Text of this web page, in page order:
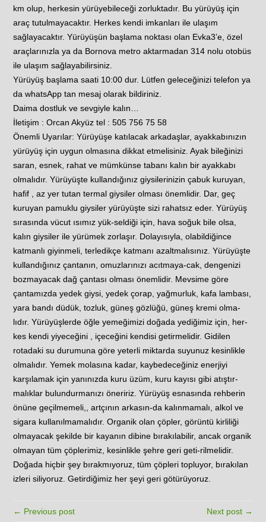
km olup, herkesin yürüyebileceği zorluktadır. Bu yürüyüş için
araç tutulmayacaktır. Herkes kendi imkanları ile ulaşım
sağlayacaktır. Yürüyüşün başlama noktası olan Evka3’e, özel
araçlarınızla ya da Bornova metro aktarmadan 314 nolu otobüs
ile ulaşım sağlayabilirsiniz.
Yürüyüş başlama saati 10:00 dur. Lütfen geleceğinizi telefon ya
da whatsApp tan mesaj olarak bildiriniz.
Daima dostluk ve sevgiyle kalın…
İletişim : Orcan Akyüz tel : 505 756 75 58
Önemli Uyarılar: Yürüyüşe katılacak arkadaşlar, ayakkabınızın
yürüyüş için uygun olmasına dikkat etmelisiniz. Ayak bileğinizi
saran, esnek, rahat ve mümkünse tabanı kalın bir ayakkabı
olmalıdır. Yürüyüşte kullandığınız giysilerinizin çabuk kuruyan,
hafif , az yer tutan termal giysiler olması önemlidir. Dar, geç
kuruyan pamuklu giysiler yürüyüşte sizi rahatsız eder. Yürüyüş
sırasında vücut ısımız yük-seldiği için, hava soğuk bile olsa,
kalın giysiler ile yürümek zorlaşır. Dolayısıyla, olabildiğince
katmanlı giyinmeli, terledikçe katmanı azaltmalısınız. Yürüyüşte
kullandığınız çantanın, omuzlarınızı acıtmaya-cak, dengenizi
bozmayacak dağ çantası olması önemlidir. Mevsime göre
çantamızda yedek giysi, yedek çorap, yağmurluk, kafa lambası,
yara bandı düdük, tozluk, güneş gözlüğü, güneş kremi olma-
lıdır. Yürüyüşlerde öğle yemeğimizi doğada yediğimiz için, her-
kes kendi yiyeceğini , içeceğini kendisi getirmelidir. Gidilen
rotadaki su durumuna göre yeterli miktarda suyunuz kesinlikle
olmalıdır. Yemek molasına kadar, kaybedeceğiniz enerjiyi
karşılamak için yanınızda kuru üzüm, kuru kayısı gibi atıştır-
malıklar bulundurmanızı öneririz. Yürüyüş esnasında rehberin
önüne geçilmemeli,, artçının arkasın-da kalınmamalı, alkol ve
sigara kullanılmamalıdır. Organik olan çöpler, görüntü kirliliği
olmayacak şekilde bir kayanın dibine bırakılabilir, ancak organik
olmayan tüm çöplerimiz, kesinlikle şehre geri geti-rilmelidir.
Doğada hiçbir şey bırakmıyoruz, tüm çöpleri topluyor, bırakılan
izleri siliyoruz. Getirdiğimiz her şeyi geri götürüyoruz.
← Previous post Next post →